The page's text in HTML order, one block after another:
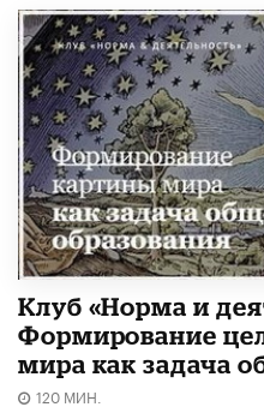
Клуб «Норма и
Формирование
мира как задача
120 МИН.